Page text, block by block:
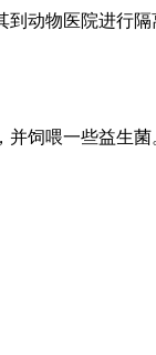
动物医院进行隔
饲喂一些益生菌